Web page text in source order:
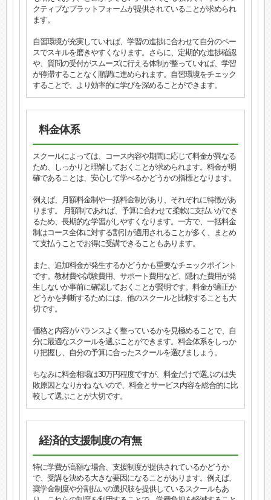
クティブなプラットフォームが提供されていることが求められ
ます。
自習環境が充実していれば、学習の進捗に合わせて自分のペー
スでスキルを磨きやすくなります。さらに、定期的な進捗確認
や、質問の受付がスムーズに行える体制が整っていれば、学習
が停滞することなく順調に進められます。自習環境をチェック
することで、より効率的に学びを深めることができます。
料金体系
スクールによっては、コース内容や期間に応じて料金が異なる
ため、しっかりと理解しておくことが求められます。料金が明
確であることは、安心して学べるかどうかの指標となります。
例えば、月額料金制や一括料金制があり、それぞれに特徴があ
ります。 月額制であれば、予算に合わせて柔軟に支払いができ
るため、長期的な学習がしやすくなります。一方で、一括料金
制はコース全体に対する割引が適用されることが多く、まとめ
て支払うことでお得に受講できることもあります。
また、追加料金が発生するかどうかも重要なチェックポイント
です。教材費や試験費用、サポート費用など、隠れた費用が発
生しないか事前に確認しておくことが賢明です。料金が適正か
どうかを判断するためには、他のスクールと比較することも大
切です。
価格と内容がバランスよく整っているかを見極めることで、自
分に最適なスクールを選ぶことができます。料金体系をしっか
り把握し、自分の予算に合ったスクールを選びましょう。
ちなみに料金相場は30万円程度ですが、料金だけで選ぶのは失
敗原因となりかね ないので、料金とサービス内容を総合的に比
較して選ぶことが大切です。
経済的支援制度の有無
特に学費が高額な場合、支援制度が提供されているかどうか
で、受講を決める大きな要因になることがあります。例えば、
奨学金制度や分割払いの選択肢を提供しているスクールもあ